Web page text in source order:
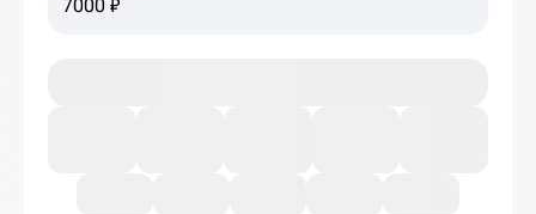
7000 ₽